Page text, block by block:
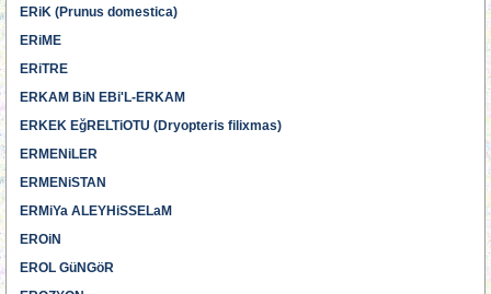
ERiK (Prunus domestica)
ERiME
ERiTRE
ERKAM BiN EBi'L-ERKAM
ERKEK EğRELTiOTU (Dryopteris filixmas)
ERMENiLER
ERMENiSTAN
ERMiYa ALEYHiSSELaM
EROiN
EROL GüNGöR